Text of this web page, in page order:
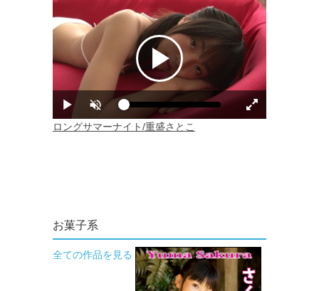
お菓子系
全ての作品を見る